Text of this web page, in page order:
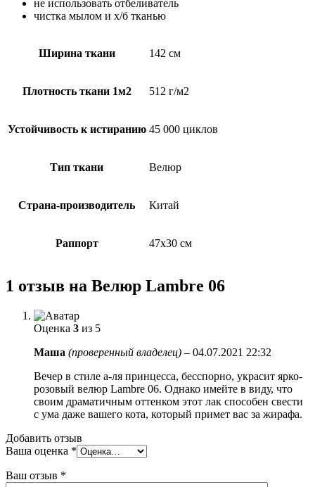
не использовать отбеливатель
чистка мылом и х/б тканью
Ширина ткани 142 см
Плотность ткани 1м2 512 г/м2
Устойчивость к истиранию 45 000 циклов
Тип ткани Велюр
Страна-производитель Китай
Раппорт 47х30 см
1 отзыв на Велюр Lambre 06
Оценка 3 из 5
Маша (проверенный владелец) – 04.07.2021 22:32
Вечер в стиле а-ля принцесса, бесспорно, украсит ярко-
розовый велюр Lambre 06. Однако имейте в виду, что
своим драматичным оттенком этот лак способен свести
с ума даже вашего кота, который примет вас за жирафа.
Добавить отзыв
Ваша оценка *
Ваш отзыв *